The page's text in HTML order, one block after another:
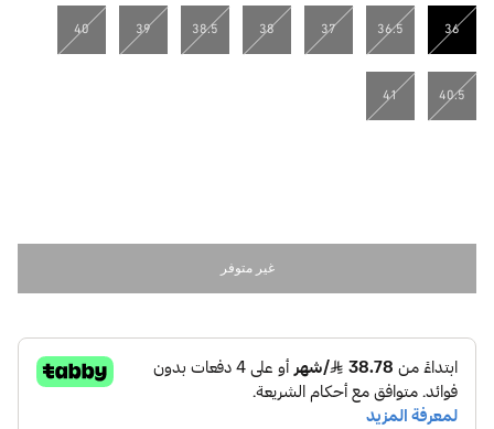
36
مختار
36.5
37
38
38.5
39
40
40.5
41
غير متوفر